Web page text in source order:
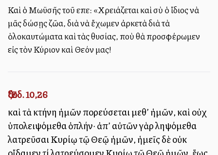
Καὶ ὁ Μωϋσῆς τοῦ εἶπε: «Χρειάζεται καὶ σὺ ὁ ἴδιος νὰ
μᾶς δώσῃς ζῶα, διὰ νὰ ἔχωμεν ἀρκετὰ διὰ τὰ
ὁλοκαυτώματα καὶ τὰς θυσίας, ποὺ θὰ προσφέρωμεν
εἰς τὸν Κύριον καὶ Θεόν μας!
Ἔξοδ. 10,26
καὶ τὰ κτήνη ἡμῶν πορεύσεται μεθ’ ἡμῶν, καὶ οὐχ
ὑπολειψόμεθα ὁπλήν· ἀπ’ αὐτῶν γὰρ ληψόμεθα
λατρεῦσαι Κυρίῳ τῷ Θεῷ ἡμῶν, ἡμεῖς δὲ οὐκ